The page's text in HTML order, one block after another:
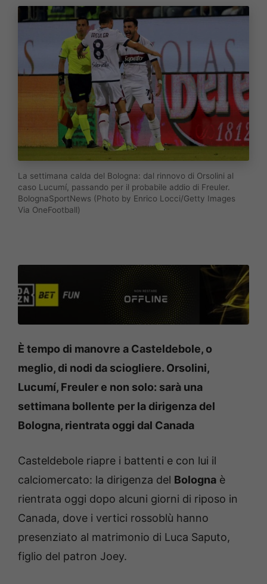
La settimana calda del Bologna: dal rinnovo di Orsolini al
caso Lucumí, passando per il probabile addio di Freuler.
BolognaSportNews (Photo by Enrico Locci/Getty Images
Via OneFootball)
È tempo di manovre a Casteldebole, o
meglio, di nodi da sciogliere. Orsolini,
Lucumí, Freuler e non solo: sarà una
settimana bollente per la dirigenza del
Bologna, rientrata oggi dal Canada
Casteldebole riapre i battenti e con lui il
calciomercato: la dirigenza del Bologna è
rientrata oggi dopo alcuni giorni di riposo in
Canada, dove i vertici rossoblù hanno
presenziato al matrimonio di Luca Saputo,
figlio del patron Joey.